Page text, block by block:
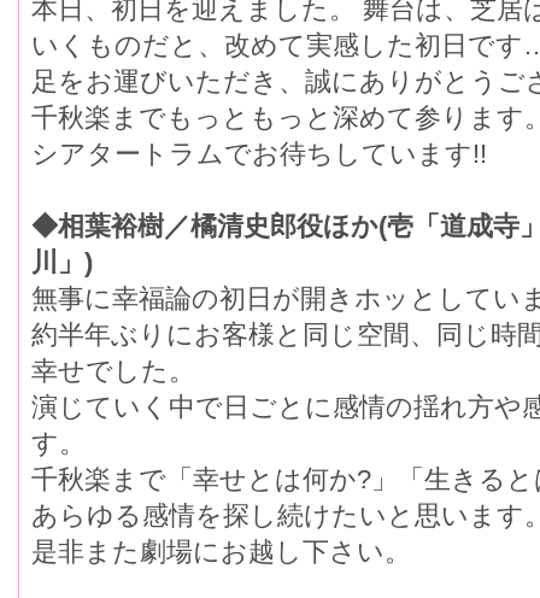
本日、初日を迎えました。 舞台は、芝居
いくものだと、改めて実感した初日です
足をお運びいただき、誠にありがとうご
千秋楽までもっともっと深めて参ります
シアタートラムでお待ちしています!!
◆相葉裕樹／橘清史郎役ほか(壱「道成寺
川」)
無事に幸福論の初日が開きホッとしてい
約半年ぶりにお客様と同じ空間、同じ時
幸せでした。
演じていく中で日ごとに感情の揺れ方や
す。
千秋楽まで「幸せとは何か?」「生きる
あらゆる感情を探し続けたいと思います
是非また劇場にお越し下さい。